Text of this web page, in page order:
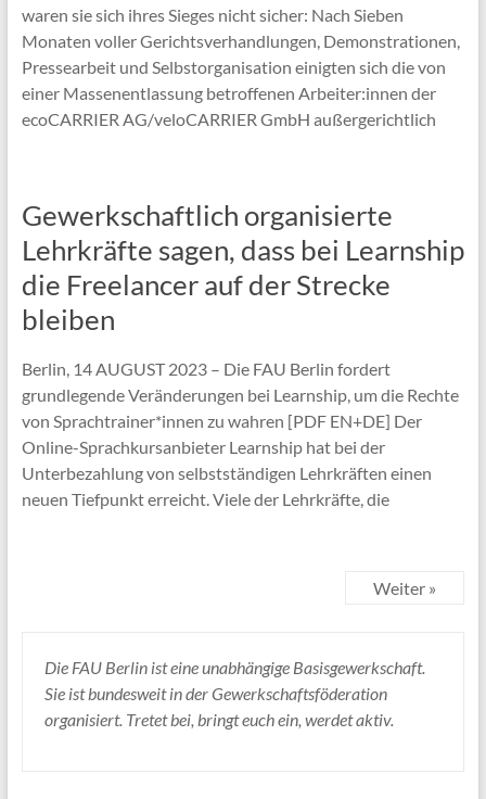
waren sie sich ihres Sieges nicht sicher: Nach Sieben
Monaten voller Gerichtsverhandlungen, Demonstrationen,
Pressearbeit und Selbstorganisation einigten sich die von
einer Massenentlassung betroffenen Arbeiter:innen der
ecoCARRIER AG/veloCARRIER GmbH außergerichtlich
Gewerkschaftlich organisierte
Lehrkräfte sagen, dass bei Learnship
die Freelancer auf der Strecke
bleiben
Berlin, 14 AUGUST 2023 – Die FAU Berlin fordert
grundlegende Veränderungen bei Learnship, um die Rechte
von Sprachtrainer*innen zu wahren [PDF EN+DE] Der
Online-Sprachkursanbieter Learnship hat bei der
Unterbezahlung von selbstständigen Lehrkräften einen
neuen Tiefpunkt erreicht. Viele der Lehrkräfte, die
Weiter »
Die FAU Berlin ist eine unabhängige Basisgewerkschaft.
Sie ist bundesweit in der Gewerkschaftsföderation
organisiert. Tretet bei, bringt euch ein, werdet aktiv.